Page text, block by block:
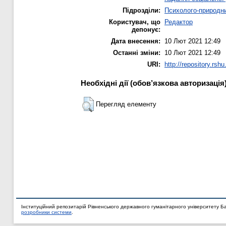
Підрозділи:
Психолого-
Користувач, що
депонує:
Редактор
Дата внесення:
10 Лют 2021 12:49
Останні зміни:
10 Лют 2021 12:49
URI:
http://
Необхідні дії (обов’язкова
Перегляд елементу
Інституційний репозитарій Рівненського державного гуманітарного університету
розробники системи